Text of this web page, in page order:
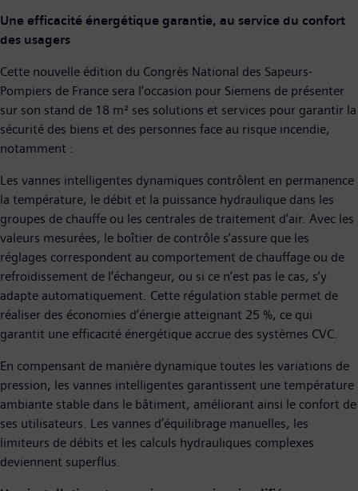
Une efficacité énergétique garantie, au service du confort
des usagers
Cette nouvelle édition du Congrès National des Sapeurs-
Pompiers de France sera l’occasion pour Siemens de présenter
sur son stand de 18 m² ses solutions et services pour garantir la
sécurité des biens et des personnes face au risque incendie,
notamment :
Les vannes intelligentes dynamiques contrôlent en permanence
la température, le débit et la puissance hydraulique dans les
groupes de chauffe ou les centrales de traitement d’air. Avec les
valeurs mesurées, le boîtier de contrôle s’assure que les
réglages correspondent au comportement de chauffage ou de
refroidissement de l'échangeur, ou si ce n’est pas le cas, s’y
adapte automatiquement. Cette régulation stable permet de
réaliser des économies d’énergie atteignant 25 %, ce qui
garantit une efficacité énergétique accrue des systèmes CVC.
En compensant de manière dynamique toutes les variations de
pression, les vannes intelligentes garantissent une température
ambiante stable dans le bâtiment, améliorant ainsi le confort de
ses utilisateurs. Les vannes d’équilibrage manuelles, les
limiteurs de débits et les calculs hydrauliques complexes
deviennent superflus.